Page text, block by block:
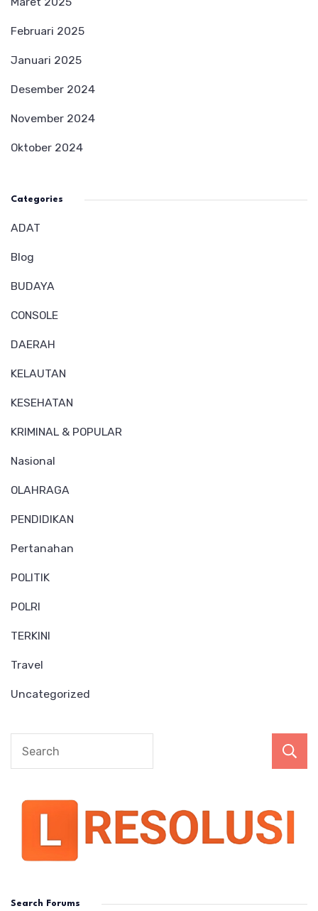
Februari 2025
Januari 2025
Desember 2024
November 2024
Oktober 2024
Categories
ADAT
Blog
BUDAYA
CONSOLE
DAERAH
KELAUTAN
KESEHATAN
KRIMINAL & POPULAR
Nasional
OLAHRAGA
PENDIDIKAN
Pertanahan
POLITIK
POLRI
TERKINI
Travel
Uncategorized
Search Forums